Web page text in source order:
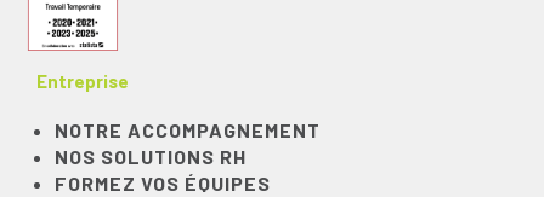
Entreprise
NOTRE ACCOMPAGNEMENT
NOS SOLUTIONS RH
FORMEZ VOS ÉQUIPES